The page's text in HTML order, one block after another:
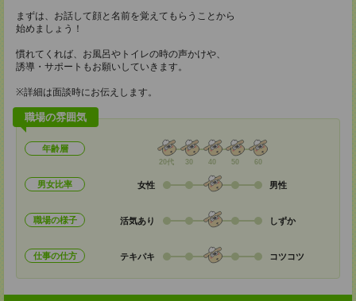
まずは、お話して顔と名前を覚えてもらうことから
始めましょう！
慣れてくれば、お風呂やトイレの時の声かけや、
誘導・サポートもお願いしていきます。
※詳細は面談時にお伝えします。
職場の雰囲気
年齢層
20代 30 40 50 60
男女比率 女性 男性
職場の様子 活気あり しずか
仕事の仕方 テキパキ コツコツ